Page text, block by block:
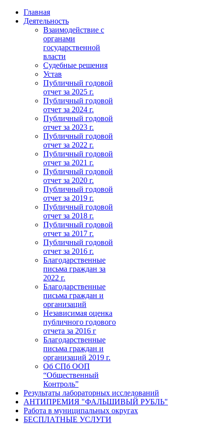
Главная
Деятельность
Взаимодействие с
органами
государственной
власти
Судебные решения
Устав
Публичный годовой
отчет за 2025 г.
Публичный годовой
отчет за 2024 г.
Публичный годовой
отчет за 2023 г.
Публичный годовой
отчет за 2022 г.
Публичный годовой
отчет за 2021 г.
Публичный годовой
отчет за 2020 г.
Публичный годовой
отчет за 2019 г.
Публичный годовой
отчет за 2018 г.
Публичный годовой
отчет за 2017 г.
Публичный годовой
отчет за 2016 г.
Благодарственные
письма граждан за
2022 г.
Благодарственные
письма граждан и
организаций
Независимая оценка
публичного годового
отчета за 2016 г
Благодарственные
письма граждан и
организаций 2019 г.
Об СПб ООП
“Общественный
Контроль”
Результаты лабораторных исследований
АНТИПРЕМИЯ "ФАЛЬШИВЫЙ РУБЛЬ"
Работа в муниципальных округах
БЕСПЛАТНЫЕ УСЛУГИ